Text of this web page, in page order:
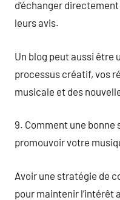
d’échanger
leurs avis.
Un blog peut aussi être
processus créatif, vos
musicale et des
9. Comment une
promouvoir votre
Avoir une stratégie de
pour maintenir l’intérêt